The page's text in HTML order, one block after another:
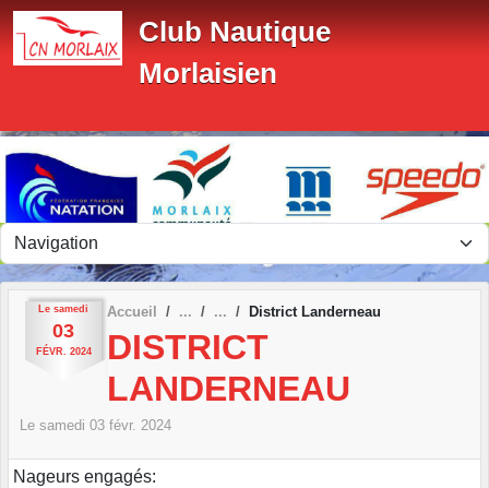
Club Nautique
Morlaisien
Le samedi
03
FÉVR. 2024
Accueil District Landerneau
DISTRICT
LANDERNEAU
Le samedi 03 févr. 2024
Nageurs engagés:
Panneau de gestion des cookies